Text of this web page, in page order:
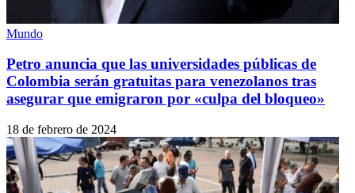
Mundo
Petro anuncia que las universidades públicas de
Colombia serán gratuitas para venezolanos tras
asegurar que emigraron por «culpa del bloqueo»
18 de febrero de 2024